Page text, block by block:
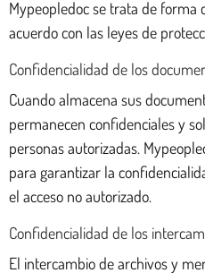
Mypeopledoc se trata de forma
acuerdo con las leyes de
Confidencialidad de los
Cuando almacena sus
permanecen confidenciales y
personas autorizadas.
para garantizar la
el acceso no autorizado.
Confidencialidad de los
El intercambio de archivos y